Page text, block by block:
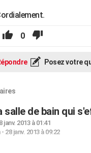
0
Posez votre
salle de bain qui
janv. 2013 à 01:41
- 28 janv. 2013 à 09:22